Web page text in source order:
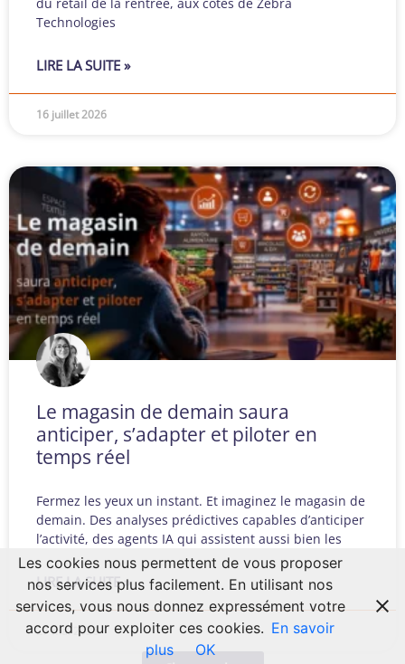
Technologies
LIRE LA SUITE »
16 juillet 2026
Le magasin de demain saura
anticiper, s’adapter et piloter en
temps réel
Fermez les yeux un instant. Et imaginez le magasin de
demain. Des analyses prédictives capables d’anticiper
l’activité, des agents IA qui assistent aussi bien les
LIRE LA SUITE »
27 mai 2026
Les cookies nous permettent de vous proposer
nos services plus facilement. En utilisant nos
services, vous nous donnez expressément votre
accord pour exploiter ces cookies. En savoir
plus
OK